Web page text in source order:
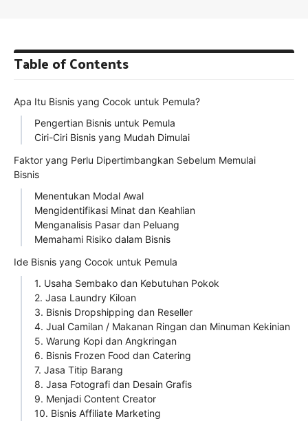
Table of Contents
Apa Itu Bisnis yang Cocok untuk Pemula?
Pengertian Bisnis untuk Pemula
Ciri-Ciri Bisnis yang Mudah Dimulai
Faktor yang Perlu Dipertimbangkan Sebelum Memulai
Bisnis
Menentukan Modal Awal
Mengidentifikasi Minat dan Keahlian
Menganalisis Pasar dan Peluang
Memahami Risiko dalam Bisnis
Ide Bisnis yang Cocok untuk Pemula
1. Usaha Sembako dan Kebutuhan Pokok
2. Jasa Laundry Kiloan
3. Bisnis Dropshipping dan Reseller
4. Jual Camilan / Makanan Ringan dan Minuman Kekinian
5. Warung Kopi dan Angkringan
6. Bisnis Frozen Food dan Catering
7. Jasa Titip Barang
8. Jasa Fotografi dan Desain Grafis
9. Menjadi Content Creator
10. Bisnis Affiliate Marketing